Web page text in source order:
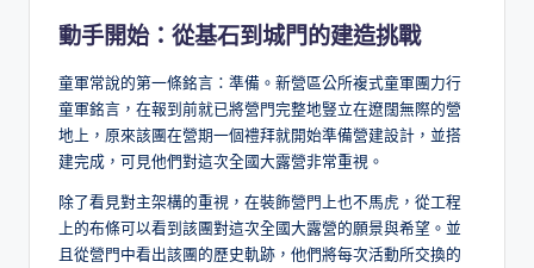
動手開始：從基石到城門的建造挑戰
童軍常說的第一條銘言：準備。新營區公所複式童軍團力行
童軍銘言，在報到前就已將營門完整地豎立在遼闊無際的營
地上，原來該團在營期一個禮拜就開始準備營建設計，並搭
建完成，可見他們對這次全國大露營非常重視。
除了看見對主架構的重視，在裝飾營門上也不馬虎，從工程
上的布條可以看到該團對這次全國大露營的願景與希望。並
且從營門中看出該團的歷史軌跡，他們將每次活動所交換的